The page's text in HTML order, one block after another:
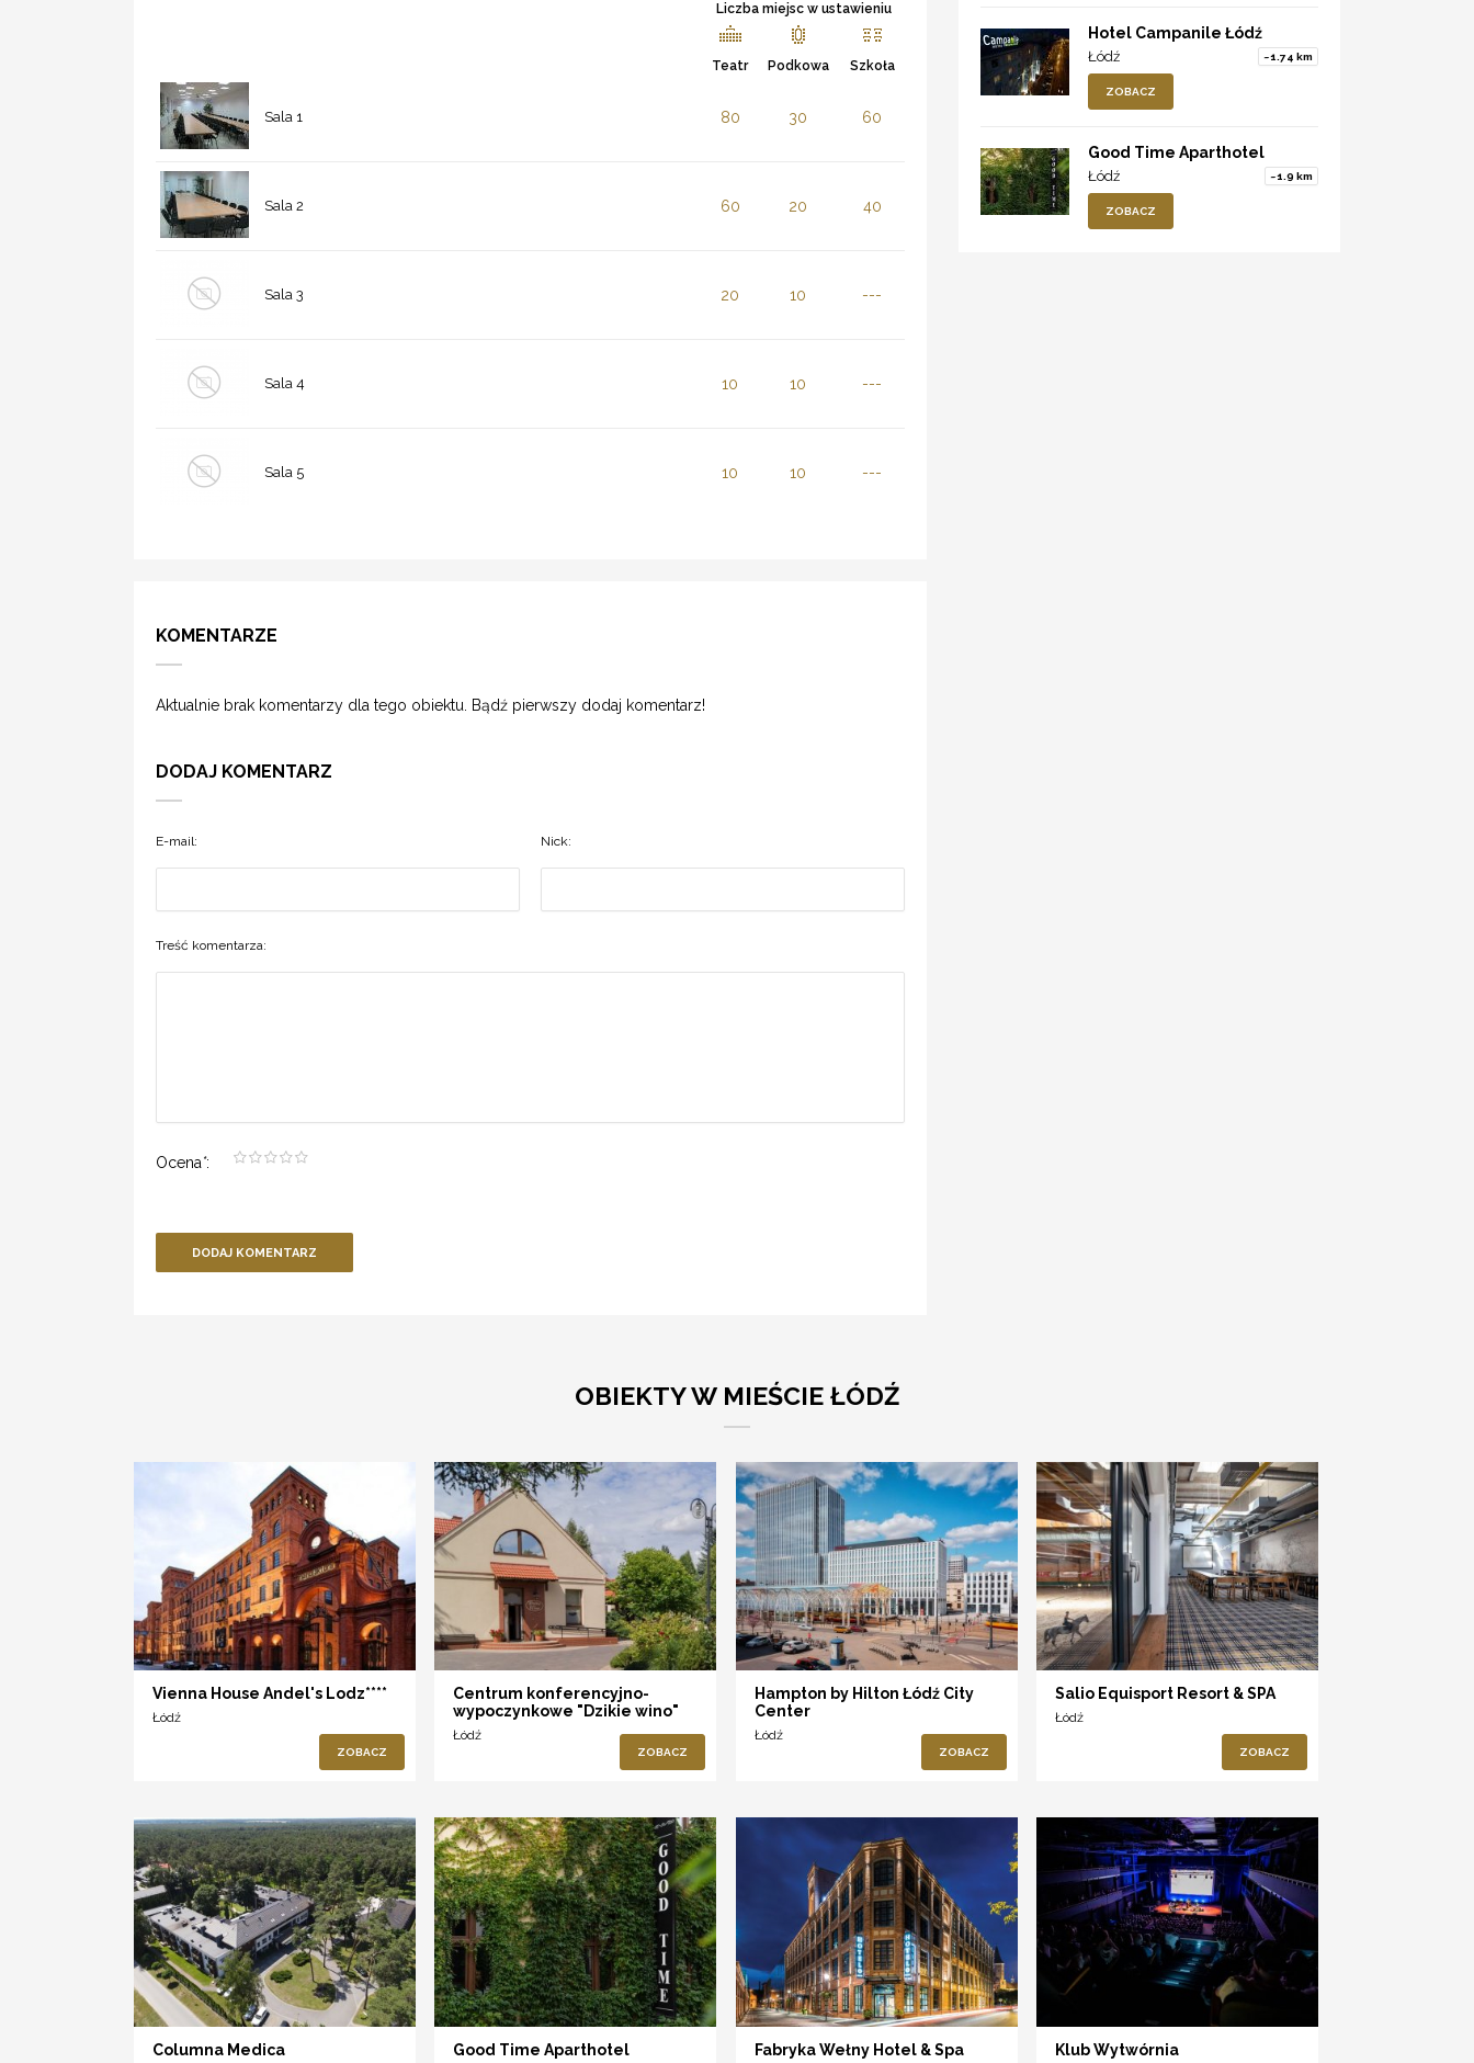
Liczba miejsc w ustawieniu
Teatr Podkowa Szkoła
Sala 1 80 30 60
Sala 2 60 20 40
Sala 3 20 10 ---
Sala 4 10 10 ---
Sala 5 10 10 ---
KOMENTARZE
Aktualnie brak komentarzy dla tego obiektu. Bądź pierwszy dodaj komentarz!
DODAJ KOMENTARZ
Nick:
E-mail:
Treść komentarza:
Ocena*:
DODAJ KOMENTARZ
Hotel Campanile Łódź
Łódź ~1.74 km
ZOBACZ
Good Time Aparthotel
Łódź ~1.9 km
ZOBACZ
OBIEKTY W MIEŚCIE ŁÓDŹ
Vienna House Andel's Lodz****
Łódź
ZOBACZ
Centrum konferencyjno-
wypoczynkowe "Dzikie wino"
Łódź
ZOBACZ
Hampton by Hilton Łódź City
Center
Łódź
ZOBACZ
Salio Equisport Resort & SPA
Łódź
ZOBACZ
Columna Medica Good Time Aparthotel Fabryka Wełny Hotel & Spa Klub Wytwórnia